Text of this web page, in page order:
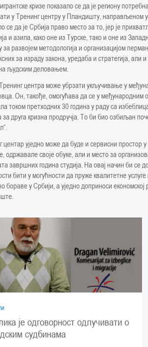
кризе показало се да је региону
у Тренинг центру у Пландишту, направљеном у
се да је Србија право место за то, јер је
и азила, како оне из Турске, тако и оне из
за развојем методологија и организацијом
за израду закона, уредаба и стратегија, али
људским деловањем.
центра може убрзати укључивање у
Он, такође, омогућава да се у међународним
током претходних 30 година у раду са
за друга кризна продручја. То би био озбиљан
центар уједно може да буде и сервисни простор
одржавале своје обуке, али и место за
завршних година студија. На овај начин би се
бити у могућности да пруже квалитетне
бораве у Србији, а уједно доприноси
је одговорност одлучивати о
судбинама